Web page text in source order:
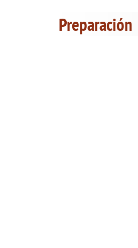
Preparación